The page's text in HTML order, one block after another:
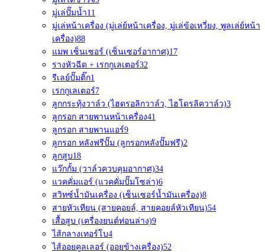
มู่เล่ปั๊มน้ำ11
มู่เล่หน้าเครื่อง (มู่เล่ย์หน้าเครื่อง, มู่เล่ข้อเหวี่ยง, พูลเล่ย์หน้า
เครื่อง)88
แมพ เซ็นเซอร์ (เซ็นเซอร์อากาศ)17
รางหัวฉีด + เรกกูเลเตอร์32
รีเลย์ปั๊มติ๊ก1
เรกกูเลเตอร์7
ลูกกระทุ้งวาล์ว (ไฮดรอลิกวาล์ว, ไฮโดรลิควาล์ว)3
ลูกรอก สายพานหน้าเครื่อง41
ลูกรอก สายพานแอร์9
ลูกรอก หลังฟรีปั๊ม (ลูกรอกหลังปั๊มฟรี)2
ลูกสูบ18
แว๊กกั้ม (วาล์วควบคุมอากาศ)34
แวคคั่มแอร์ (แวคคั่มปั๊มโซล่า)6
สวิทซ์น้ำมันเครื่อง (เซ็นเซอร์น้ำมันเครื่อง)8
สายหัวเทียน (สายคอยล์, สายคอยล์หัวเทียน)54
เสื้อสูบ (เครื่องยนต์ท่อนล่าง)9
ไส้กลางเทอร์โบ4
ไส้ออยคูลเลอร์ (ออยข้างเครื่อง)52